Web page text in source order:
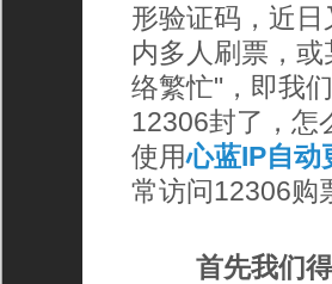
形验证码，近
内多人刷票，
络繁忙"，即我
12306封了，怎
使用心蓝IP自动
常访问12306购
首先我们